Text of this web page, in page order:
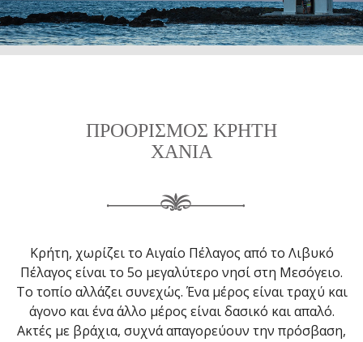
ΠΡΟΟΡΙΣΜΟΣ ΚΡΗΤΗ
ΧΑΝΙΑ
Κρήτη, χωρίζει το Αιγαίο Πέλαγος από το Λιβυκό
Πέλαγος είναι το 5ο μεγαλύτερο νησί στη Μεσόγειο.
Το τοπίο αλλάζει συνεχώς. Ένα μέρος είναι τραχύ και
άγονο και ένα άλλο μέρος είναι δασικό και απαλό.
Ακτές με βράχια, συχνά απαγορεύουν την πρόσβαση,